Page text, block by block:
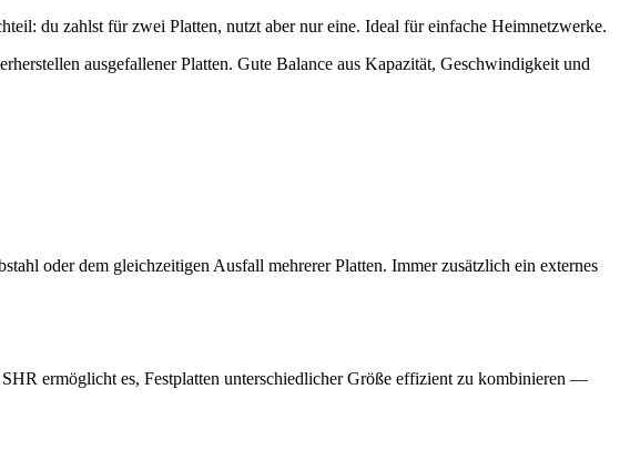
du zahlst für zwei Platten, nutzt aber nur eine. Ideal für einfache Heimnetzwerke.
ausgefallener Platten. Gute Balance aus Kapazität, Geschwindigkeit und
oder dem gleichzeitigen Ausfall mehrerer Platten. Immer zusätzlich ein externes
ermöglicht es, Festplatten unterschiedlicher Größe effizient zu kombinieren —